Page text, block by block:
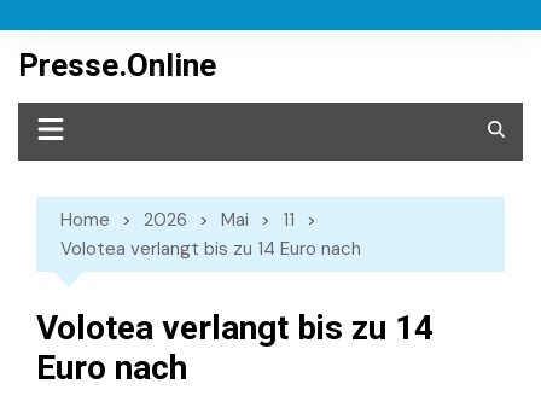
content
Presse.Online
Home 2026 Mai
11
Volotea verlangt bis zu 14 Euro nach
Volotea verlangt bis zu 14
Euro nach